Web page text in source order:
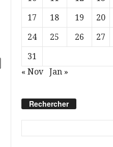
17
18 19 20
24
25 26 27
31
« Nov
Jan »
Rechercher